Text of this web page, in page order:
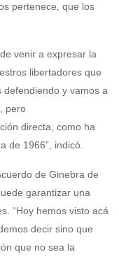
pertenece, que los
venir a expresar la
libertadores que
y vamos a
pero
directa, como ha
de 1966”, indicó.
de Ginebra de
garantizar una
“Hoy hemos visto acá
decir sino que
que no sea la